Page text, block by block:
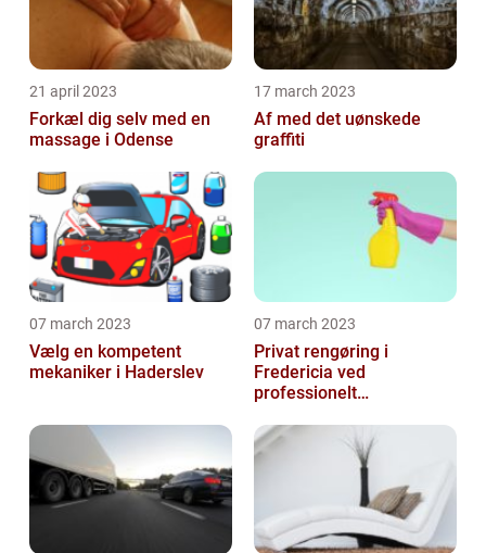
21 april 2023
Forkæl dig selv med en
massage i Odense
17 march 2023
Af med det uønskede
graffiti
07 march 2023
Vælg en kompetent
mekaniker i Haderslev
07 march 2023
Privat rengøring i
Fredericia ved
professionelt